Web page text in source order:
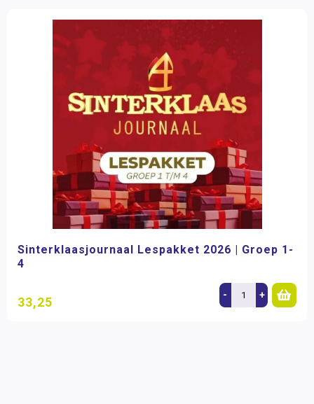
Sinterklaasjournaal Lespakket 2026 | Groep 1-
4
33,25 - +